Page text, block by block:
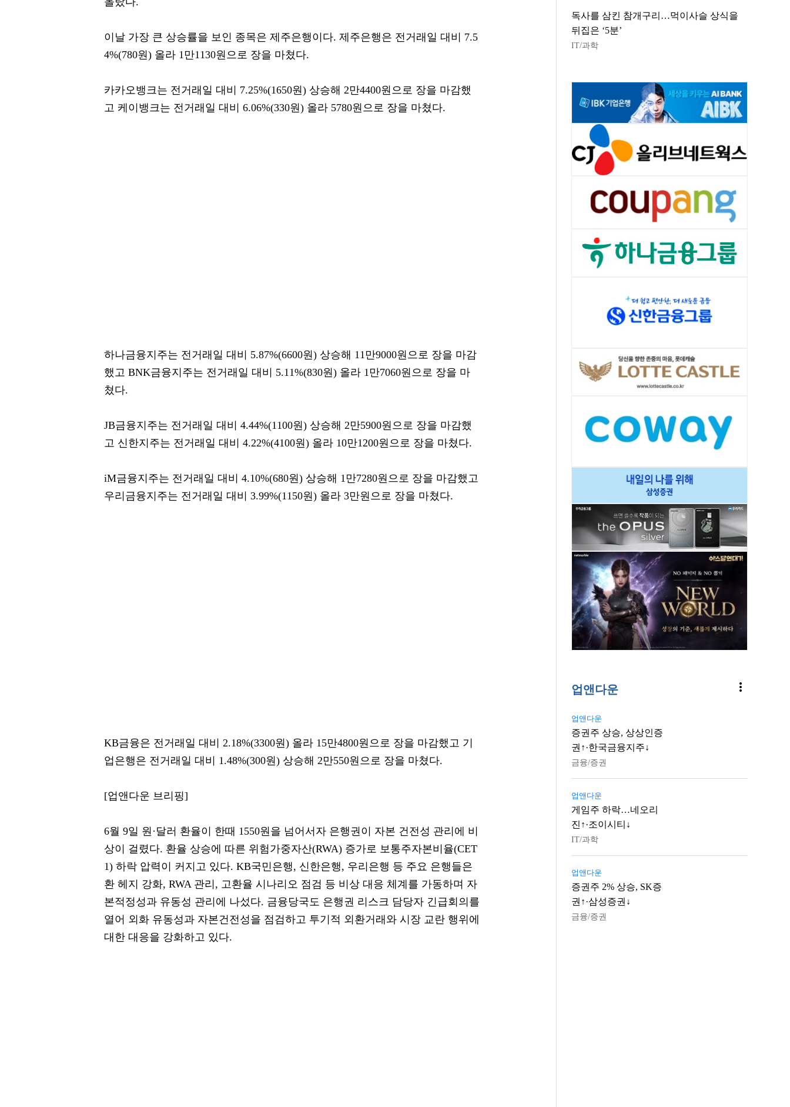
이날 가장 큰 상승률을 보인 종목은 제주은행이다. 제주은행은 전거래일 대비 7.5
4%(780원) 올라 1만1130원으로 장을 마쳤다.
카카오뱅크는 전거래일 대비 7.25%(1650원) 상승해 2만4400원으로 장을 마감했
고 케이뱅크는 전거래일 대비 6.06%(330원) 올라 5780원으로 장을 마쳤다.
하나금융지주는 전거래일 대비 5.87%(6600원) 상승해 11만9000원으로 장을 마감
했고 BNK금융지주는 전거래일 대비 5.11%(830원) 올라 1만7060원으로 장을 마
쳤다.
JB금융지주는 전거래일 대비 4.44%(1100원) 상승해 2만5900원으로 장을 마감했
고 신한지주는 전거래일 대비 4.22%(4100원) 올라 10만1200원으로 장을 마쳤다.
iM금융지주는 전거래일 대비 4.10%(680원) 상승해 1만7280원으로 장을 마감했고
우리금융지주는 전거래일 대비 3.99%(1150원) 올라 3만원으로 장을 마쳤다.
KB금융은 전거래일 대비 2.18%(3300원) 올라 15만4800원으로 장을 마감했고 기
업은행은 전거래일 대비 1.48%(300원) 상승해 2만550원으로 장을 마쳤다.
[업앤다운 브리핑]
6월 9일 원·달러 환율이 한때 1550원을 넘어서자 은행권이 자본 건전성 관리에 비
상이 걸렸다. 환율 상승에 따른 위험가중자산(RWA) 증가로 보통주자본비율(CET
1) 하락 압력이 커지고 있다. KB국민은행, 신한은행, 우리은행 등 주요 은행들은
환 헤지 강화, RWA 관리, 고환율 시나리오 점검 등 비상 대응 체계를 가동하며 자
본적정성과 유동성 관리에 나섰다. 금융당국도 은행권 리스크 담당자 긴급회의를
열어 외화 유동성과 자본건전성을 점검하고 투기적 외환거래와 시장 교란 행위에
대한 대응을 강화하고 있다.
독사를 삼킨 참개구리…먹이사슬 상식을
뒤집은 ‘5분’
IT/과학
업앤다운 more_vert
업앤다운
증권주 상승, 상상인증
권↑·한국금융지주↓
금융/증권
업앤다운
게임주 하락…네오리
진↑·조이시티↓
IT/과학
업앤다운
증권주 2% 상승, SK증
권↑·삼성증권↓
금융/증권